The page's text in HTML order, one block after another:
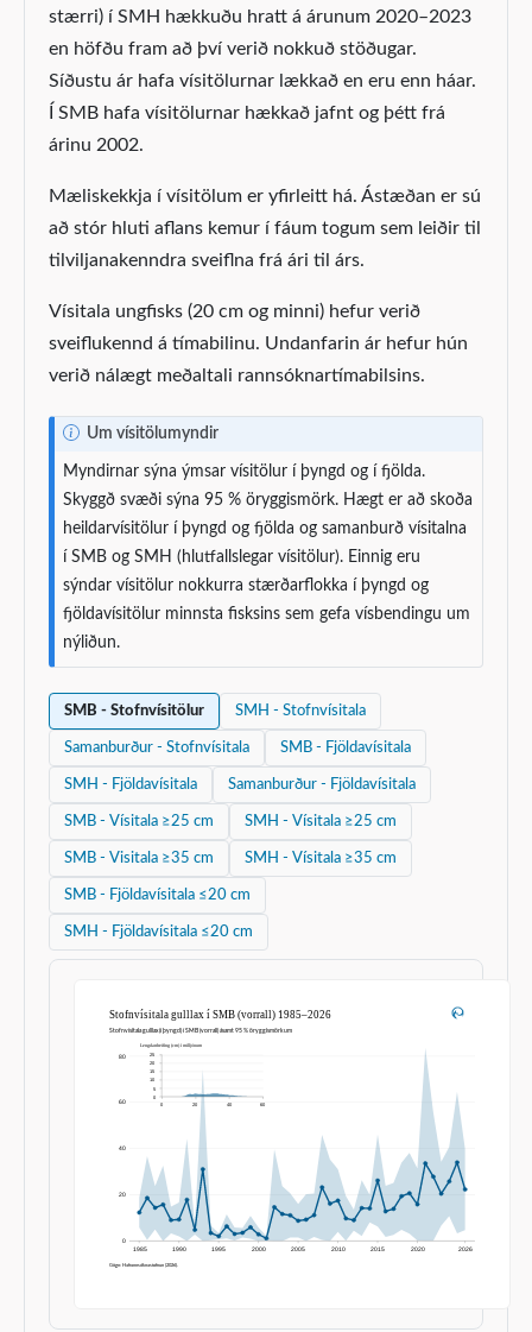
stærri) í SMH hækkuðu hratt á árunum 2020–2023
en höfðu fram að því verið nokkuð stöðugar.
Síðustu ár hafa vísitölurnar lækkað en eru enn háar.
Í SMB hafa vísitölurnar hækkað jafnt og þétt frá
árinu 2002.
Mæliskekkja í vísitölum er yfirleitt há. Ástæðan er sú
að stór hluti aflans kemur í fáum togum sem leiðir til
tilviljanakenndra sveiflna frá ári til árs.
Vísitala ungfisks (20 cm og minni) hefur verið
sveiflukennd á tímabilinu. Undanfarin ár hefur hún
verið nálægt meðaltali rannsóknartímabilsins.
N
e
Um vísitölumyndir
Myndirnar sýna ýmsar vísitölur í þyngd og í fjölda.
Skyggð svæði sýna 95 % öryggismörk. Hægt er að skoða
heildarvísitölur í þyngd og fjölda og samanburð vísitalna
í SMB og SMH (hlutfallslegar vísitölur). Einnig eru
sýndar vísitölur nokkurra stærðarflokka í þyngd og
fjöldavísitölur minnsta fisksins sem gefa vísbendingu um
nýliðun.
SMB - Stofnvísitölur SMH - Stofnvísitala
Samanburður - Stofnvísitala SMB - Fjöldavísitala
SMH - Fjöldavísitala Samanburður - Fjöldavísitala
SMB - Vísitala ≥25 cm SMH - Vísitala ≥25 cm
SMB - Visitala ≥35 cm SMH - Vísitala ≥35 cm
SMB - Fjöldavísitala ≤20 cm
SMH - Fjöldavísitala ≤20 cm
0
20
40
60
80
1985 1990 1995 2000 2005 2010 2015 2020 2026
Stofnvísitala gulllax (í þyngd) í SMB (vorrall) ásamt 95 % öryggismörkum
Stofnvísitala gulllax í SMB (vorrall) 1985–2026
Gögn: Hafrannsóknastofnun (2026).
0
5
10
15
20
25
0 20 40 60
Lengdardreifing (cm) í milljónum